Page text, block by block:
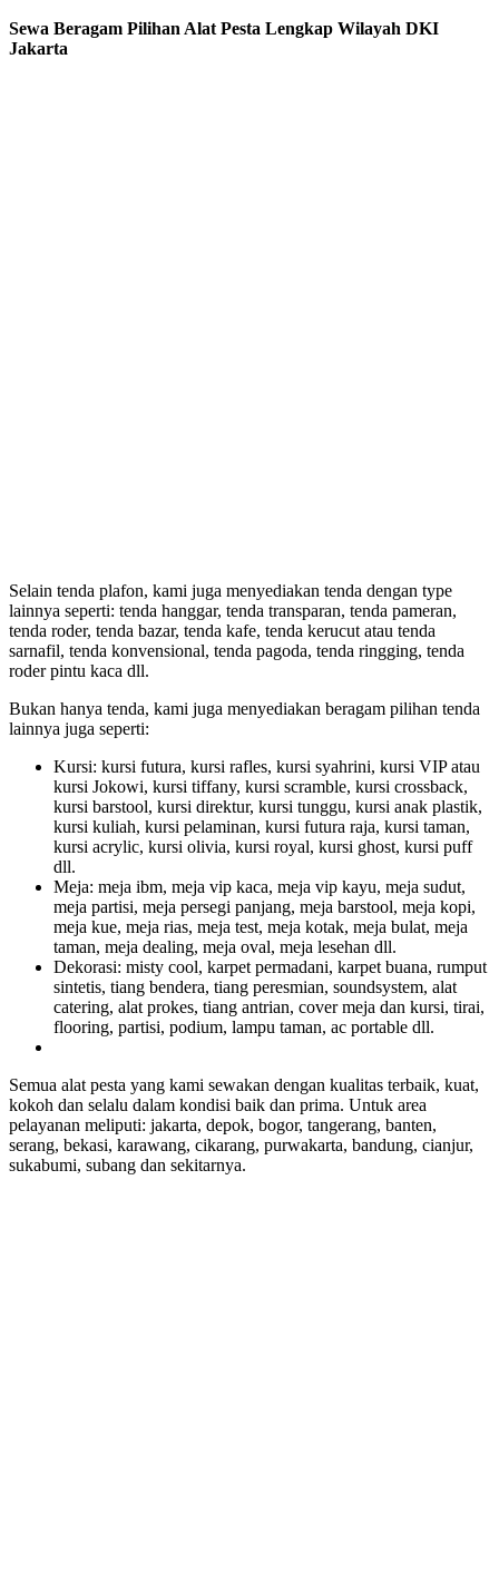
Sewa Beragam Pilihan Alat Pesta Lengkap Wilayah DKI
Jakarta
Selain tenda plafon, kami juga menyediakan tenda dengan type
lainnya seperti: tenda hanggar, tenda transparan, tenda pameran,
tenda roder, tenda bazar, tenda kafe, tenda kerucut atau tenda
sarnafil, tenda konvensional, tenda pagoda, tenda ringging, tenda
roder pintu kaca dll.
Bukan hanya tenda, kami juga menyediakan beragam pilihan tenda
lainnya juga seperti:
Kursi: kursi futura, kursi rafles, kursi syahrini, kursi VIP atau
kursi Jokowi, kursi tiffany, kursi scramble, kursi crossback,
kursi barstool, kursi direktur, kursi tunggu, kursi anak plastik,
kursi kuliah, kursi pelaminan, kursi futura raja, kursi taman,
kursi acrylic, kursi olivia, kursi royal, kursi ghost, kursi puff
dll.
Meja: meja ibm, meja vip kaca, meja vip kayu, meja sudut,
meja partisi, meja persegi panjang, meja barstool, meja kopi,
meja kue, meja rias, meja test, meja kotak, meja bulat, meja
taman, meja dealing, meja oval, meja lesehan dll.
Dekorasi: misty cool, karpet permadani, karpet buana, rumput
sintetis, tiang bendera, tiang peresmian, soundsystem, alat
catering, alat prokes, tiang antrian, cover meja dan kursi, tirai,
flooring, partisi, podium, lampu taman, ac portable dll.
Semua alat pesta yang kami sewakan dengan kualitas terbaik, kuat,
kokoh dan selalu dalam kondisi baik dan prima. Untuk area
pelayanan meliputi: jakarta, depok, bogor, tangerang, banten,
serang, bekasi, karawang, cikarang, purwakarta, bandung, cianjur,
sukabumi, subang dan sekitarnya.